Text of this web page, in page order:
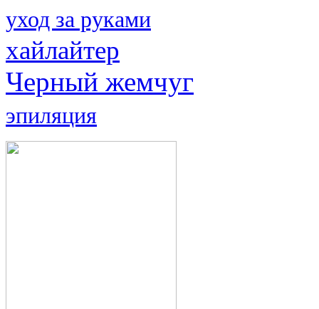
уход за руками
хайлайтер
Черный жемчуг
эпиляция